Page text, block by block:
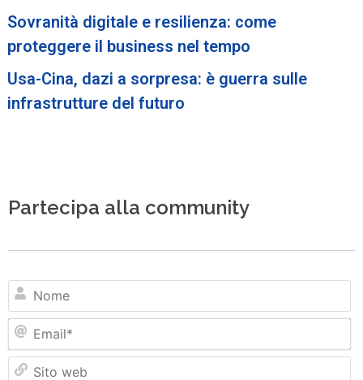
Sovranità digitale e resilienza: come
proteggere il business nel tempo
Usa-Cina, dazi a sorpresa: è guerra sulle
infrastrutture del futuro
Partecipa alla community